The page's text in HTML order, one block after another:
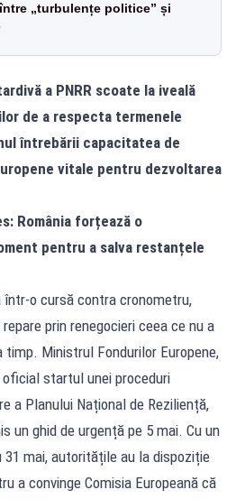
„turbulențe politice” și
a PNRR scoate la iveală
de a respecta termenele
întrebării capacitatea de
vitale pentru dezvoltarea
România forțează o
pentru a salva restanțele
într-o cursă contra cronometru,
prin renegocieri ceea ce nu a
Ministrul Fondurilor Europene,
startul unei proceduri
a Planului Național de Reziliență,
un ghid de urgență pe 5 mai. Cu un
mai, autoritățile au la dispoziție
a convinge Comisia Europeană că